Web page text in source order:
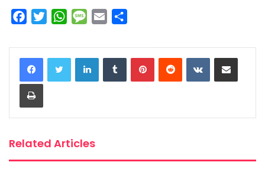
c
e
b
o
o
i
t
t
W
a
t
s
M
s
s
a
a
i
a
r
e
LinkedInTumblrPinterestReddit VKontakteShare via Email
Print
Related Articles